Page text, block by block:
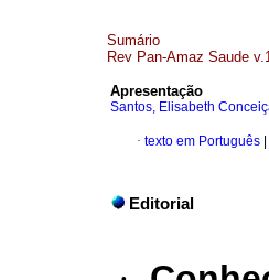
Sumário
Rev Pan-Amaz Saude
Apresentação
Santos, Elisabeth
· texto em Português
Editorial